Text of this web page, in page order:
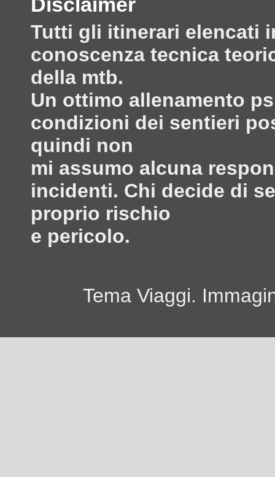
Tutti gli itinerari elencati
conoscenza tecnica
della mtb.
Un ottimo allenamento
condizioni dei sentieri
quindi non
mi assumo alcuna
incidenti. Chi decide di
proprio rischio
e pericolo.
Tema Viaggi.